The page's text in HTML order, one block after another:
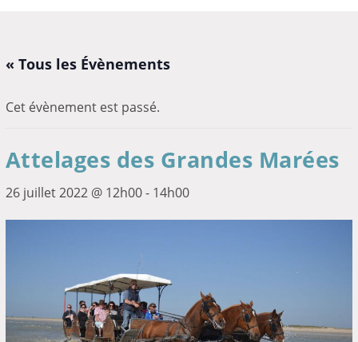
« Tous les Évènements
Cet évènement est passé.
Attelages des Grandes Marées
26 juillet 2022 @ 12h00- 14h00